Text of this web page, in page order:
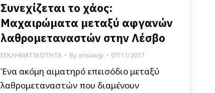
Συνεχίζεται το χάος:
Μαχαιρώματα μεταξύ αφγανών
λαθρομεταναστών στην Λέσβο
ΕΓΚΛΗΜΑΤΙΚΟΤΗΤΑ Byxrisiavgi 07/11/2017
Ένα ακόμη αιματηρό επεισόδιο μεταξύ
λαθρομεταναστών που διαμένουν